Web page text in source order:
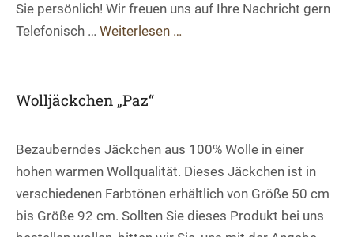
Sie persönlich! Wir freuen uns auf Ihre Nachricht gern
Telefonisch … Weiterlesen …
Wolljäckchen „Paz“
Bezauberndes Jäckchen aus 100% Wolle in einer
hohen warmen Wollqualität. Dieses Jäckchen ist in
verschiedenen Farbtönen erhältlich von Größe 50 cm
bis Größe 92 cm. Sollten Sie dieses Produkt bei uns